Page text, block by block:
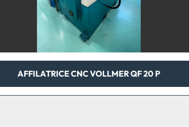
AFFILATRICE CNC VOLLMER QF 20 P